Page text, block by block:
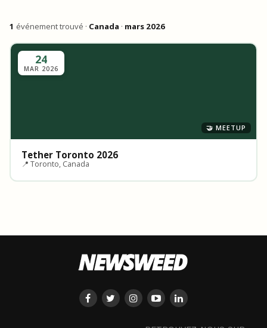
1 événement trouvé · Canada · mars 2026
24
MAR 2026
🤝 MEETUP
Tether Toronto 2026
📍 Toronto, Canada